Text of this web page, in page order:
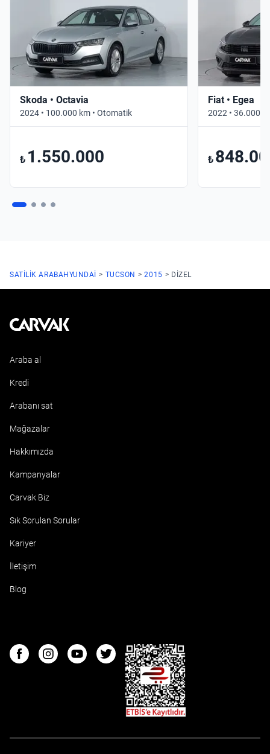
Skoda • Octavia
2024 • 100.000 km • Otomatik
₺ 1.550.000
Fiat • Egea
2022 • 36.000
₺
SATILIK ARABAHYUNDAI TUCSON 2015 DIZEL
Kavak
Araba al
Kredi
Arabanı sat
Mağazalar
Hakkımızda
Kampanyalar
Carvak Biz
Sık Sorulan Sorular
Kariyer
İletişim
Blog
FacebookInstagramYoutubeTwitter
ETBIS